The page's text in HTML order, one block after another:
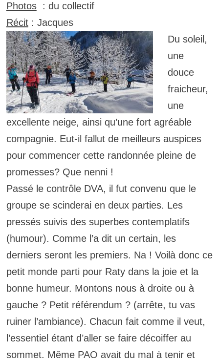
Photos: du collectif
Récit: Jacques
Du soleil,
une
douce
fraicheur,
une
excellente neige, ainsi qu’une fort agréable
compagnie. Eut-il fallut de meilleurs auspices
pour commencer cette randonnée pleine de
promesses? Que nenni !
Passé le contrôle DVA, il fut convenu que le
groupe se scinderai en deux parties. Les
pressés suivis des superbes contemplatifs
(humour). Comme l’a dit un certain, les
derniers seront les premiers. Na ! Voilà donc ce
petit monde parti pour Raty dans la joie et la
bonne humeur. Montons nous à droite ou à
gauche ? Petit référendum ? (arrête, tu vas
ruiner l’ambiance). Chacun fait comme il veut,
l’essentiel étant d’aller se faire décoiffer au
sommet. Même PAO avait du mal à tenir et